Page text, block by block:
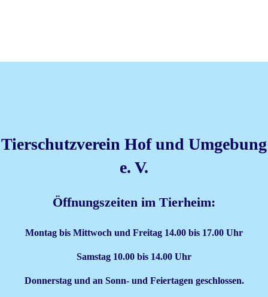
Tierschutzverein Hof und Umgebung
e. V.
Öffnungszeiten im Tierheim:
Montag bis Mittwoch und Freitag 14.00 bis 17.00 Uhr
Samstag 10.00 bis 14.00 Uhr
Donnerstag und an Sonn- und Feiertagen geschlossen.